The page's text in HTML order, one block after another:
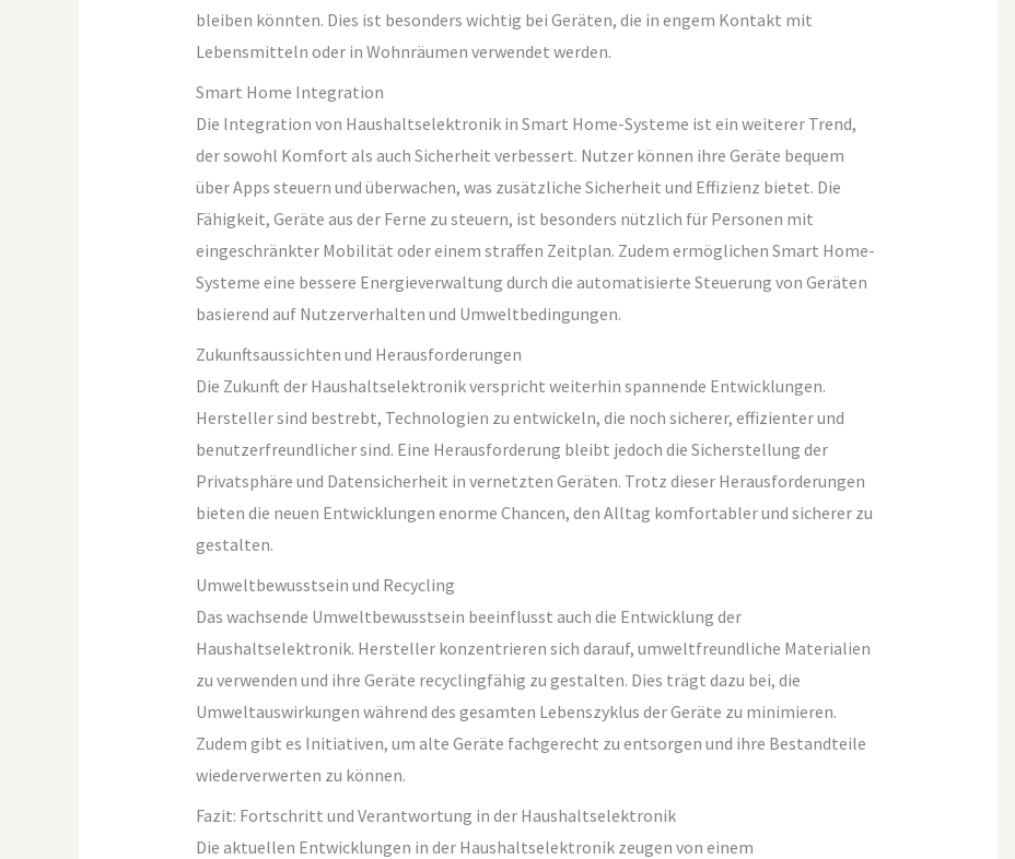
bleiben könnten. Dies ist besonders wichtig bei Geräten, die in engem Kontakt mit
Lebensmitteln oder in Wohnräumen verwendet werden.
Smart Home Integration
Die Integration von Haushaltselektronik in Smart Home-Systeme ist ein weiterer Trend,
der sowohl Komfort als auch Sicherheit verbessert. Nutzer können ihre Geräte bequem
über Apps steuern und überwachen, was zusätzliche Sicherheit und Effizienz bietet. Die
Fähigkeit, Geräte aus der Ferne zu steuern, ist besonders nützlich für Personen mit
eingeschränkter Mobilität oder einem straffen Zeitplan. Zudem ermöglichen Smart Home-
Systeme eine bessere Energieverwaltung durch die automatisierte Steuerung von Geräten
basierend auf Nutzerverhalten und Umweltbedingungen.
Zukunftsaussichten und Herausforderungen
Die Zukunft der Haushaltselektronik verspricht weiterhin spannende Entwicklungen.
Hersteller sind bestrebt, Technologien zu entwickeln, die noch sicherer, effizienter und
benutzerfreundlicher sind. Eine Herausforderung bleibt jedoch die Sicherstellung der
Privatsphäre und Datensicherheit in vernetzten Geräten. Trotz dieser Herausforderungen
bieten die neuen Entwicklungen enorme Chancen, den Alltag komfortabler und sicherer zu
gestalten.
Umweltbewusstsein und Recycling
Das wachsende Umweltbewusstsein beeinflusst auch die Entwicklung der
Haushaltselektronik. Hersteller konzentrieren sich darauf, umweltfreundliche Materialien
zu verwenden und ihre Geräte recyclingfähig zu gestalten. Dies trägt dazu bei, die
Umweltauswirkungen während des gesamten Lebenszyklus der Geräte zu minimieren.
Zudem gibt es Initiativen, um alte Geräte fachgerecht zu entsorgen und ihre Bestandteile
wiederverwerten zu können.
Fazit: Fortschritt und Verantwortung in der Haushaltselektronik
Die aktuellen Entwicklungen in der Haushaltselektronik zeugen von einem